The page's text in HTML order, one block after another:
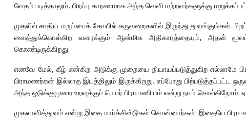
வேதம் படித்தாலும், பிறப்பு காரணமாக அந்த வெளி மற்றவர்களுக்கு
முதலில் சாதிய மறுப்பைக் கோயில் கருவறைகளில் இருந்து துவங்குங்கள்.
வைத்துக்கொள்கிற வரைக்கும் ஆன்மிக அதிகாரத்தையும், அதன்
கொண்டிருக்கிறது.
எனவே மேல், கீழ் என்கிற அடுக்கு முறையை நியாயப்படுத்துகிற எல்லாமே
பிராமணர்கள் இல்லாத இடத்திலும் இருக்கிறது. எப்போது பிற்படுத்தப்பட்ட
அந்த ஒடுக்குமுறை உறவுக்குப் பெயர் பிராமணியம் என்று நாம்
முதலாளித்துவம் என்று இதை மார்க்சிஸ்டுகள் சொன்னார்கள். இதையே